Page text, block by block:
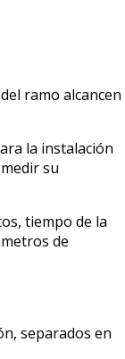
ramo alcancen
la instalación
su
tiempo de la
de
separados en